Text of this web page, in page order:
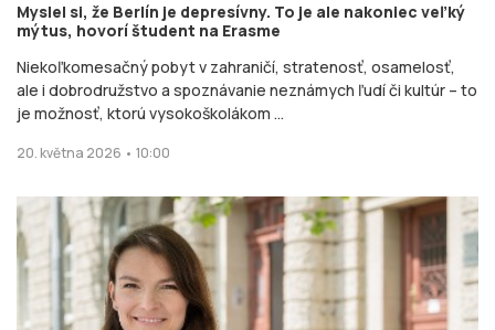
Myslel si, že Berlín je depresívny. To je ale nakoniec veľký
mýtus, hovorí študent na Erasme
Niekoľkomesačný pobyt v zahraničí, stratenosť, osamelosť,
ale i dobrodružstvo a spoznávanie neznámych ľudí či kultúr – to
je možnosť, ktorú vysokoškolákom ...
20. května 2026 • 10:00